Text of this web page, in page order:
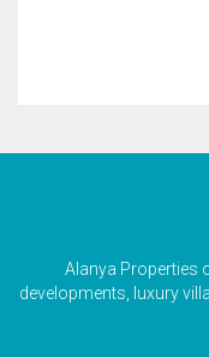
Alanya Properties
developments, luxury